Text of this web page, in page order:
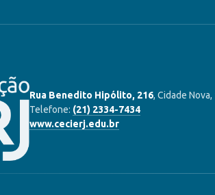
Rua Benedito Hipólito, 216, Cidade
Telefone: (21) 2334-7434
www.cecierj.edu.br